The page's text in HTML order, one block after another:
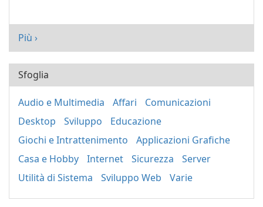
Più ›
Sfoglia
Audio e Multimedia Affari
Comunicazioni
Desktop
Sviluppo
Educazione
Giochi e Intrattenimento
Applicazioni Grafiche
Casa e Hobby
Internet Sicurezza
Server
Utilità di Sistema
Sviluppo Web Varie